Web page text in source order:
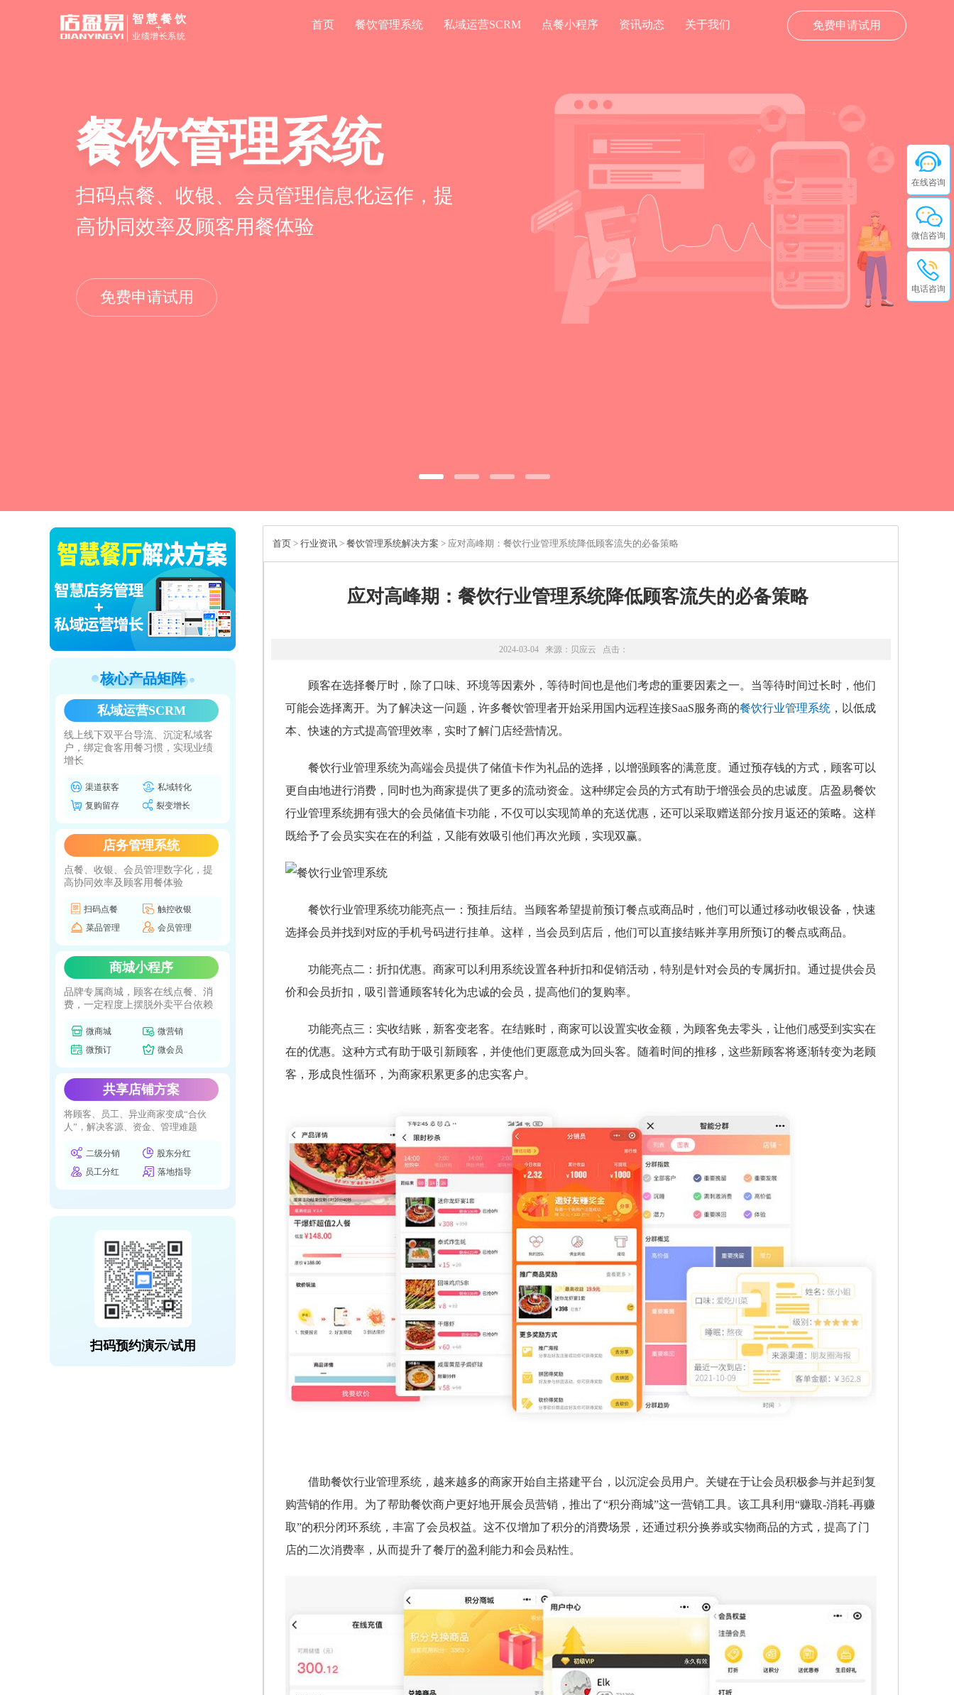
免费申请试用
智慧餐饮
+
业绩增长系统
首页 餐饮管理系统 私域运营SCRM 点餐小程序 资讯动态 关于我们
餐饮管理系统
扫码点餐、收银、会员管理信息化运作，提
高协同效率及顾客用餐体验
免费申请试用
核心产品矩阵
私域运营SCRM
线上线下双平台导流、沉淀私域客
户，绑定食客用餐习惯，实现业绩
增长
渠道获客
私域转化
复购留存
裂变增长
店务管理系统
点餐、收银、会员管理数字化，提
高协同效率及顾客用餐体验
扫码点餐
触控收银
菜品管理
会员管理
商城小程序
品牌专属商城，顾客在线点餐、消
费，一定程度上摆脱外卖平台依赖
微商城
微营销
微预订
微会员
共享店铺方案
将顾客、员工、异业商家变成“合伙
人”，解决客源、资金、管理难题
二级分销
股东分红
员工分红
落地指导
扫码预约演示/试用
首页 > 行业资讯 > 餐饮管理系统解决方案 > 应对高峰期：餐饮行业管理系统降低顾客流失的必备策略
应对高峰期：餐饮行业管理系统降低顾客流失的必备策略
2024-03-04 来源： 贝应云 点击：
顾客在选择餐厅时，除了口味、环境等因素外，等待时间也是他们考虑的重要因素之一。当等待时间过长时，他们
可能会选择离开。为了解决这一问题，许多餐饮管理者开始采用国内远程连接SaaS服务商的餐饮行业管理系统 ，以低成
本、快速的方式提高管理效率，实时了解门店经营情况。
餐饮行业管理系统为高端会员提供了储值卡作为礼品的选择，以增强顾客的满意度。通过预存钱的方式，顾客可以
更自由地进行消费，同时也为商家提供了更多的流动资金。这种绑定会员的方式有助于增强会员的忠诚度。店盈易餐饮
行业管理系统拥有强大的会员储值卡功能，不仅可以实现简单的充送优惠，还可以采取赠送部分按月返还的策略。这样
既给予了会员实实在在的利益，又能有效吸引他们再次光顾，实现双赢。
餐饮行业管理系统功能亮点一：预挂后结。当顾客希望提前预订餐点或商品时，他们可以通过移动收银设备，快速
选择会员并找到对应的手机号码进行挂单。这样，当会员到店后，他们可以直接结账并享用所预订的餐点或商品。
功能亮点二：折扣优惠。商家可以利用系统设置各种折扣和促销活动，特别是针对会员的专属折扣。通过提供会员
价和会员折扣，吸引普通顾客转化为忠诚的会员，提高他们的复购率。
功能亮点三：实收结账，新客变老客。在结账时，商家可以设置实收金额，为顾客免去零头，让他们感受到实实在
在的优惠。这种方式有助于吸引新顾客，并使他们更愿意成为回头客。随着时间的推移，这些新顾客将逐渐转变为老顾
客，形成良性循环，为商家积累更多的忠实客户。
借助餐饮行业管理系统，越来越多的商家开始自主搭建平台，以沉淀会员用户。关键在于让会员积极参与并起到复
购营销的作用。为了帮助餐饮商户更好地开展会员营销，推出了“积分商城”这一营销工具。该工具利用“赚取-消耗-再赚
取”的积分闭环系统，丰富了会员权益。这不仅增加了积分的消费场景，还通过积分换券或实物商品的方式，提高了门
店的二次消费率，从而提升了餐厅的盈利能力和会员粘性。
在线咨询
微信咨询
电话咨询